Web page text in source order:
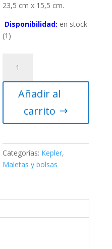
23,5 cm x 15,5 cm.
Disponibilidad: en stock
(1)
oculares
cantidad
Añadir al
carrito
Categorías: Kepler,
Maletas y bolsas